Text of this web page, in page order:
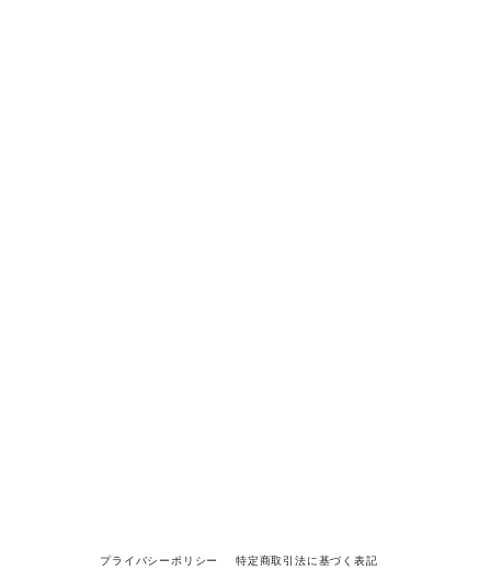
プライバシーポリシー 特定商取引法に基づく表記